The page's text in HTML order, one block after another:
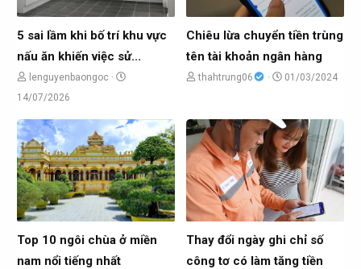
5 sai lầm khi bố trí khu vực
nấu ăn khiến việc sử...
C
h
đ
ề
t
ạ
o
b
ở
lenguyenbaongoc
N
à
y
g
ử
i
14/07/2026
Chiêu lừa chuyển tiền trùng
tên tài khoản ngân hàng
C
đ
ề
t
o
b
ở
thahtrung06
N
y
g
ử
i
01/03/2024
Top 10 ngôi chùa ở miền
nam nổi tiếng nhất
Thay đổi ngày ghi chỉ số
công tơ có làm tăng tiền